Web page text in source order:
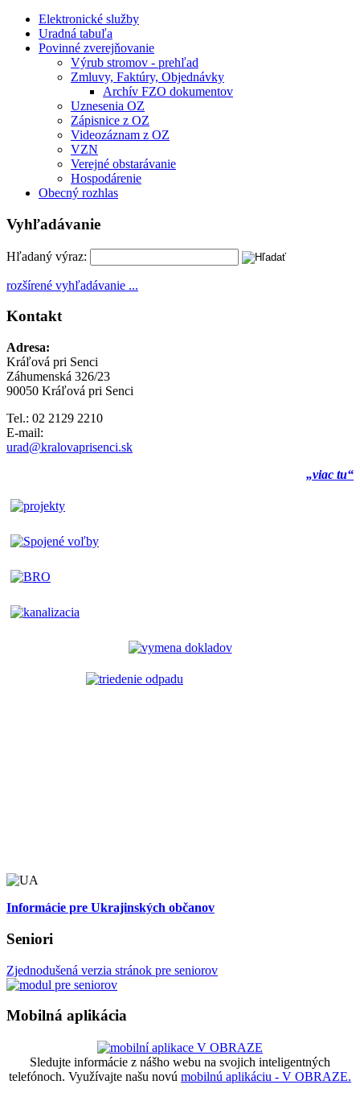
Elektronické služby
Uradná tabuľa
Povinné zverejňovanie
Výrub stromov - prehľad
Zmluvy, Faktúry, Objednávky
Archív FZO dokumentov
Uznesenia OZ
Zápisnice z OZ
Videozáznam z OZ
VZN
Verejné obstarávanie
Hospodárenie
Obecný rozhlas
Vyhľadávanie
Hľadaný výraz:
rozšírené vyhľadávanie ...
Kontakt
Adresa:
Kráľová pri Senci
Záhumenská 326/23
90050 Kráľová pri Senci
Tel.: 02 2129 2210
E-mail:
urad@kralovaprisenci.sk
„viac tu“
Informácie pre Ukrajinských občanov
Seniori
Zjednodušená verzia stránok pre seniorov
Mobilná aplikácia
Sledujte informácie z nášho webu na svojich inteligentných
telefónoch. Využívajte našu novú mobilnú aplikáciu - V OBRAZE.